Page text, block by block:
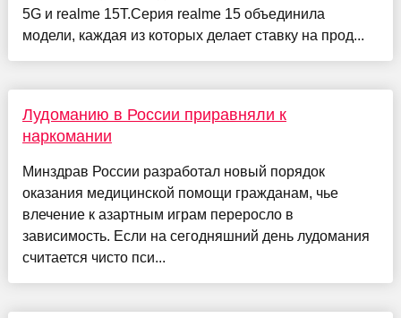
5G и realme 15T.Серия realme 15 объединила
модели, каждая из которых делает ставку на прод...
Лудоманию в России приравняли к
наркомании
Минздрав России разработал новый порядок
оказания медицинской помощи гражданам, чье
влечение к азартным играм переросло в
зависимость. Если на сегодняшний день лудомания
считается чисто пси...